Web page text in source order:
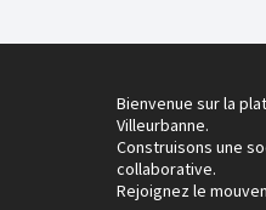
Bienvenue sur la
Villeurbanne.
Construisons une
collaborative.
Rejoignez le